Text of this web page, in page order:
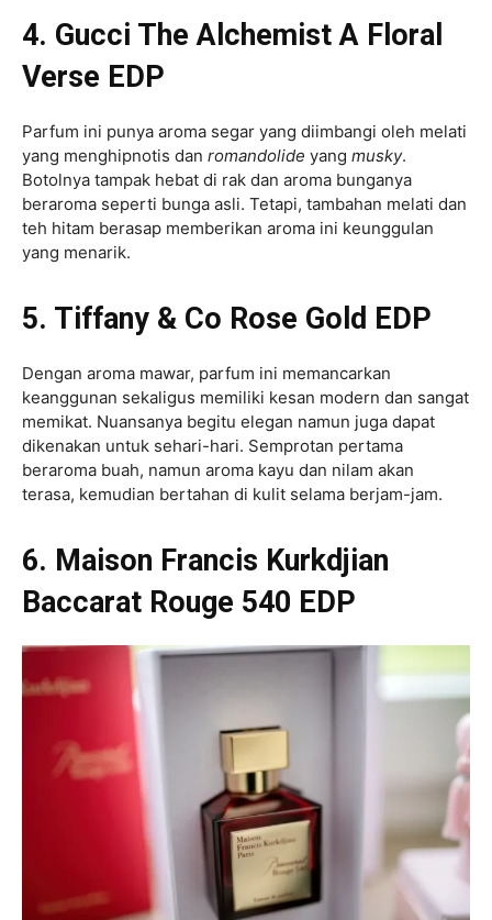
4. Gucci The Alchemist A Floral
Verse EDP
Parfum ini punya aroma segar yang diimbangi oleh melati
yang menghipnotis dan romandolide yang musky.
Botolnya tampak hebat di rak dan aroma bunganya
beraroma seperti bunga asli. Tetapi, tambahan melati dan
teh hitam berasap memberikan aroma ini keunggulan
yang menarik.
5. Tiffany & Co Rose Gold EDP
Dengan aroma mawar, parfum ini memancarkan
keanggunan sekaligus memiliki kesan modern dan sangat
memikat. Nuansanya begitu elegan namun juga dapat
dikenakan untuk sehari-hari. Semprotan pertama
beraroma buah, namun aroma kayu dan nilam akan
terasa, kemudian bertahan di kulit selama berjam-jam.
6. Maison Francis Kurkdjian
Baccarat Rouge 540 EDP